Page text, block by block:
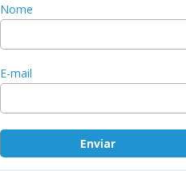
Nome
E-mail